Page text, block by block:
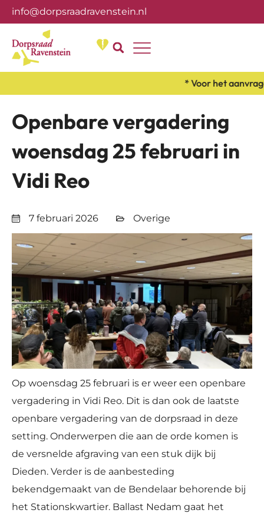
info@dorpsraadravenstein.nl
* Voor het
Openbare vergadering
woensdag 25 februari in
Vidi Reo
7 februari 2026 Overige
Op woensdag 25 februari is er weer een openbare
vergadering in Vidi Reo. Dit is dan ook de laatste
openbare vergadering van de dorpsraad in deze
setting. Onderwerpen die aan de orde komen is
de versnelde afgraving van een stuk dijk bij
Dieden. Verder is de aanbesteding
bekendgemaakt van de Bendelaar behorende bij
het Stationskwartier. Ballast Nedam gaat het